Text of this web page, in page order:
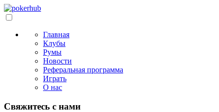
Главная
Клубы
Румы
Новости
Реферальная программа
Играть
О нас
Свяжитесь с нами